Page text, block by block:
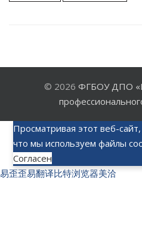
© 2026 ФГБОУ ДПО
Просматривая этот веб-
что мы используем файлы
Согласен
易歪歪易翻译比特浏览器美洽